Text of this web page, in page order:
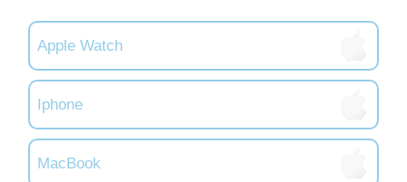
Apple Watch
Iphone
MacBook